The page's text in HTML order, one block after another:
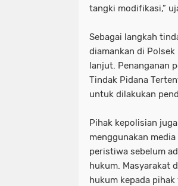
tangki modifikasi,”
Sebagai langkah
diamankan di
lanjut. Penanganan
Tindak Pidana
untuk dilakukan
Pihak kepolisian
menggunakan
peristiwa sebelum
hukum. Masyarakat
hukum kepada